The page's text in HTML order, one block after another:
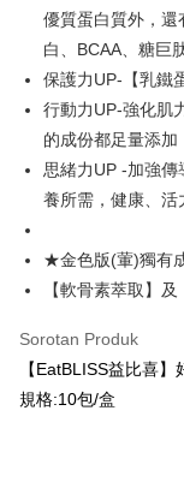
JKOPAY
Easy Wallet
Google Pay
AFTEE
Deskripsi
Pertama, Mengenai
1. Dengan memilih
pengesahan AFTEE
3. Tiada bayaran
dihantar ke alamat
4. Setelah pesanan
manakala ahli aplikasi
Pemindahan ATM
Pilihan Penghantaran
全家付款取貨
NT$100/pesanan |
優質蛋白質外，還
白、BCAA、糖巨
保護力UP-【乳鐵
行動力UP-強化肌
的成份都足量添加
思緒力UP -加強
養所需，健康、活
★金色版(葷)獨有
【軟骨素萃取】
Sorotan Produk
【EatBLISS益比喜
規格:10包/盒